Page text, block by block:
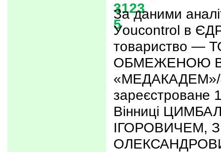
За даними
Уoucontrol в
товариство —
ОБМЕЖЕНОЮ
«МЕДАКАДЕМ»/
зареєстроване
Вінниці
ІГОРОВИЧЕМ,